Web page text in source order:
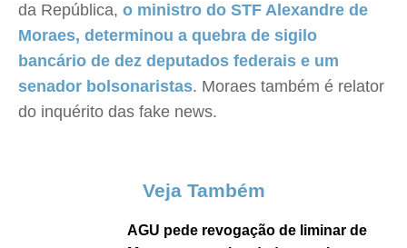
da República, o ministro do STF Alexandre de
Moraes, determinou a quebra de sigilo
bancário de dez deputados federais e um
senador bolsonaristas. Moraes também é relator
do inquérito das fake news.
Veja Também
AGU pede revogação de liminar de